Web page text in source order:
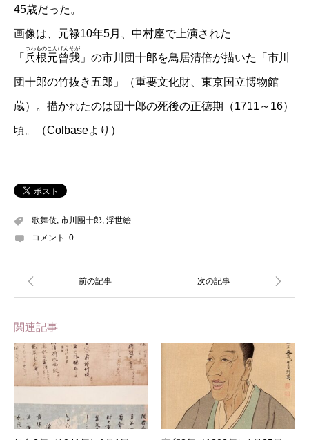
45歳だった。
画像は、元禄10年5月、中村座で上演された
「 兵根元曾我
つわものこんげんそが
」の市川団十郎を鳥居清倍が描いた「市川
団十郎の竹抜き五郎」（重要文化財、東京国立博物館
蔵）。描かれたのは団十郎の死後の正徳期（1711～16）
頃。（Colbaseより）
歌舞伎 市川團十郎 浮世絵
コメント: 0
関連記事